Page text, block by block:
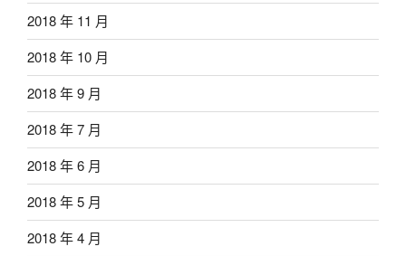
2018 年 11 月
2018 年 10 月
2018 年 9 月
2018 年 7 月
2018 年 6 月
2018 年 5 月
2018 年 4 月